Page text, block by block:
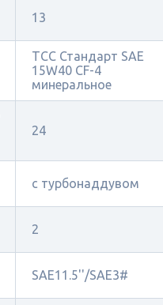
13
ТСС Стандарт SAE
15W40 CF-4
минеральное
24
с турбонаддувом
2
SAE11.5''/SAE3#